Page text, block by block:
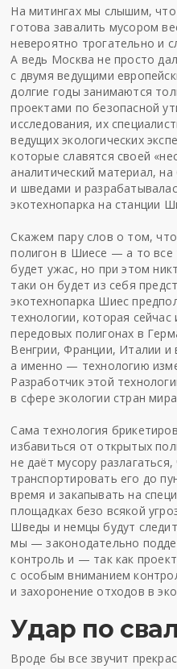
На митингах мы слышим,
готова завалить мусором
невероятно трогательно и
А ведь Москва не просто
с двумя ведущими
долгие годы занимаются
проектами по безопасной
исследования, их
ведущих экологических
которые славятся своей
аналитический материал,
и шведами и
экотехнопарка на станции
Скажем пару слов о том,
полигон в Шиесе — а то все
будет ужас, но при этом
таки он будет из себя
экотехнопарка Шиес
технологии, которая сейчас
передовых полигонах в
Венгрии, Франции, Италии и
а именно — технологию
Разработчик этой
в сфере экологии стран
Сама технология
избавиться от открытых
не даёт мусору
транспортировать его до
время и закапывать на
площадках безо всякой
Шведы и немцы будут
мы — законодательно
контроль и — так как
с особым вниманием
и захоронение отходов в
Удар по
Вроде бы все звучит